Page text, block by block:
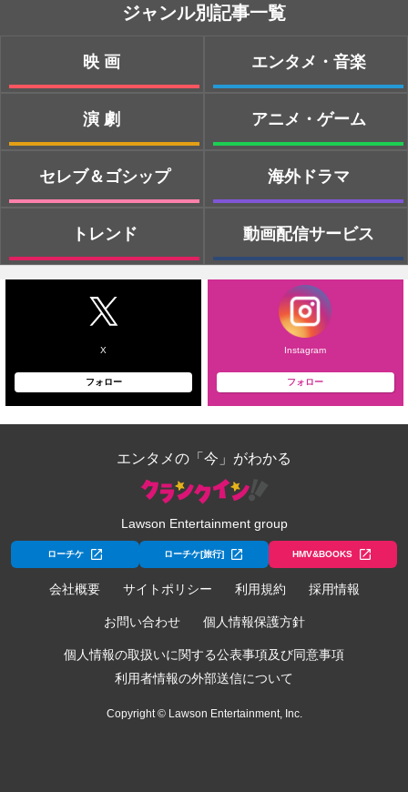
ジャンル別記事一覧
映画
演劇
セレブ＆ゴシップ
トレンド
エンタメ・音楽
アニメ・ゲーム
海外ドラマ
動画配信サービス
X
フォロー
Instagram
フォロー
エンタメの「今」がわかる
Lawson Entertainment group
ローチケ ローチケ[旅行] HMV&BOOKS
会社概要 サイトポリシー 利用規約 採用情報
お問い合わせ 個人情報保護方針
個人情報の取扱いに関する公表事項及び同意事項
利用者情報の外部送信について
Copyright © Lawson Entertainment, Inc.